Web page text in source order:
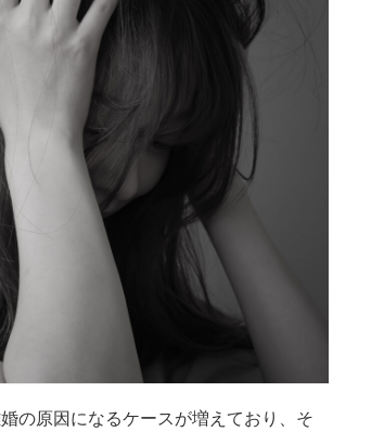
の原因になるケースが増えており、そ